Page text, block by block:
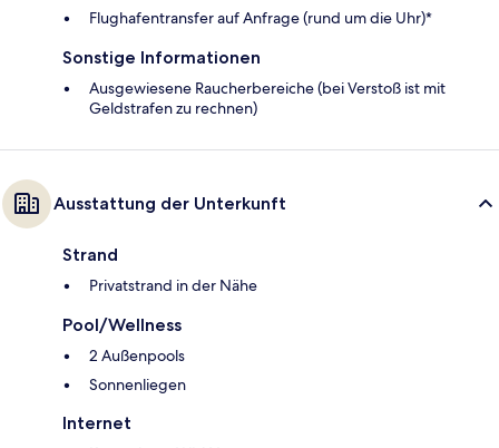
Flughafentransfer auf Anfrage (rund um die Uhr)*
Sonstige Informationen
Ausgewiesene Raucherbereiche (bei Verstoß ist mit
Geldstrafen zu rechnen)
Ausstattung der Unterkunft
Strand
Privatstrand in der Nähe
Pool/Wellness
2 Außenpools
Sonnenliegen
Internet